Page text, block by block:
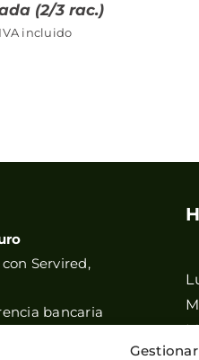
(2/3 rac.)
IVA incluido
Servired,
bancaria
h